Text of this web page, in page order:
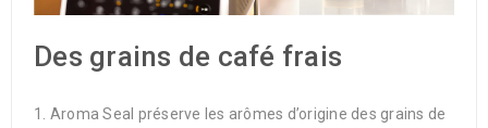
Des grains de café frais
Aroma Seal préserve les arômes d’origine des grains de